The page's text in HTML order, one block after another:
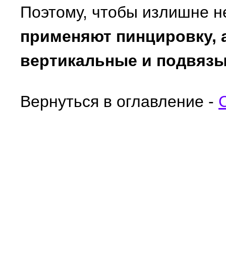
Поэтому, чтобы излишне
применяют пинцировку,
вертикальные и
Вернуться в оглавление -